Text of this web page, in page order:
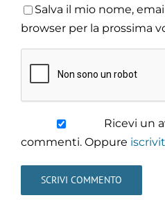
Salva il mio nome,
browser per la prossima
Ricevi un
commenti. Oppure